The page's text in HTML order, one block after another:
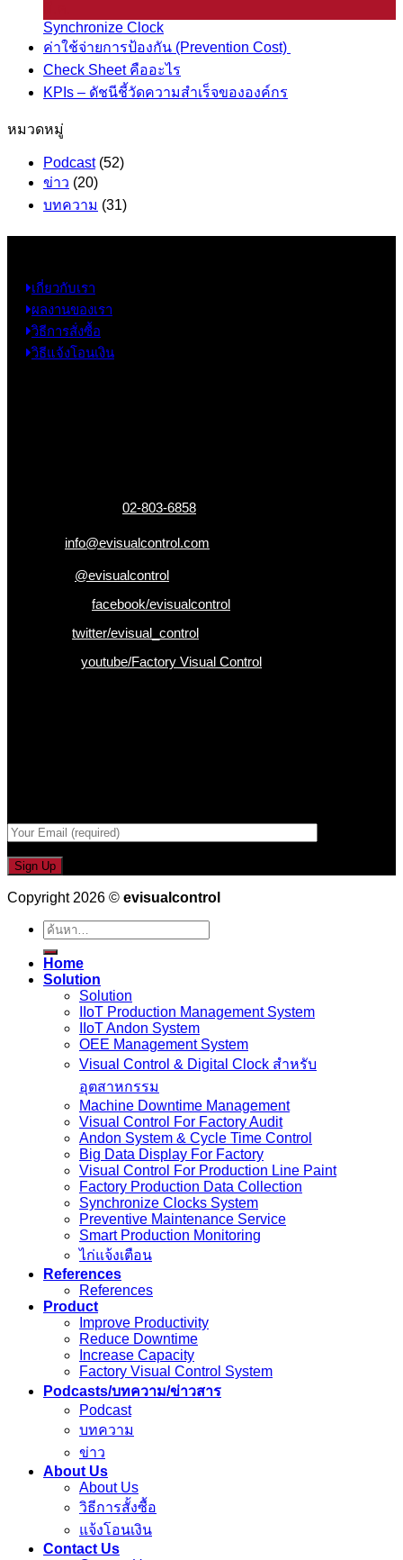
Synchronize Clock
ค่าใช้จ่ายการป้องกัน (Prevention Cost)
Check Sheet คืออะไร
KPIs – ดัชนีชี้วัดความสำเร็จขององค์กร
หมวดหมู่
Podcast(52)
ข่าว (20)
บทความ (31)
เกี่ยวกับเรา
ผลงานของเรา
วิธีการสั่งซื้อ
วิธีแจ้งโอนเงิน
02-803-6858
info@evisualcontrol.com
@evisualcontrol
facebook/evisualcontrol
twitter/evisual_control
youtube/Factory Visual Control
Copyright 2026 © evisualcontrol
ค้นหา:
Home
Solution
Solution
IIoT Production Management System
IIoT Andon System
OEE Management System
Visual Control & Digital Clock สำหรับ
อุตสาหกรรม
Machine Downtime Management
Visual Control For Factory Audit
Andon System & Cycle Time Control
Big Data Display For Factory
Visual Control For Production Line Paint
Factory Production Data Collection
Synchronize Clocks System
Preventive Maintenance Service
Smart Production Monitoring
ไก่แจ้งเตือน
References
References
Product
Improve Productivity
Reduce Downtime
Increase Capacity
Factory Visual Control System
Podcasts/บทความ/ข่าวสาร
Podcast
บทความ
ข่าว
About Us
About Us
วิธีการสั้งซื้อ
แจ้งโอนเงิน
Contact Us